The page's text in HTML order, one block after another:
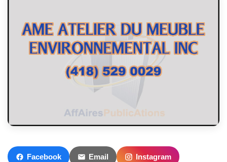
Facebook Email Instagram